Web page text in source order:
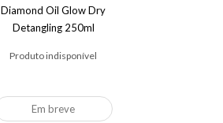
Diamond Oil Glow Dry
Detangling 250ml
Produto indisponível
Em breve